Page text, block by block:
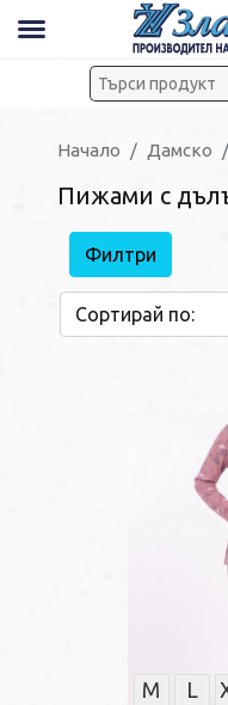
Начало Дамско
Пижами с
Филтри
M L